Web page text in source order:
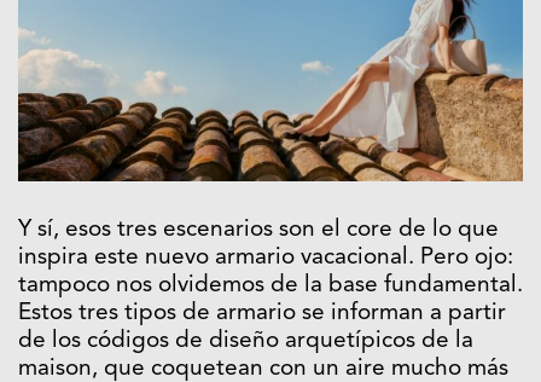
Y sí, esos tres escenarios son el core de lo que
inspira este nuevo armario vacacional. Pero ojo:
tampoco nos olvidemos de la base fundamental.
Estos tres tipos de armario se informan a partir
de los códigos de diseño arquetípicos de la
maison, que coquetean con un aire mucho más